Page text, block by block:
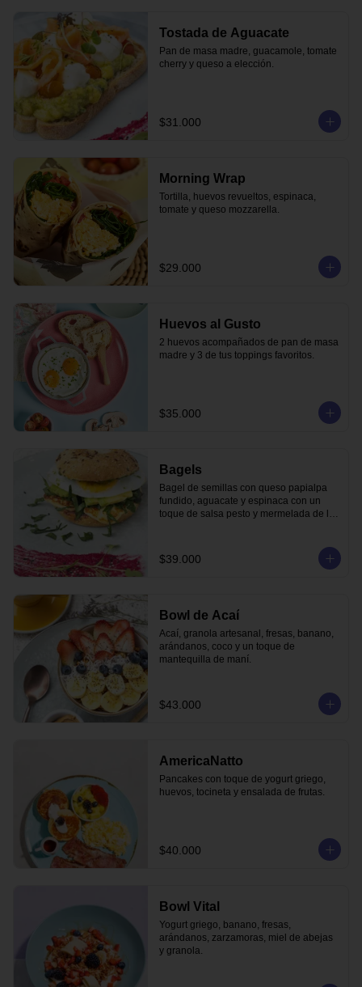
Tostada de Aguacate
Pan de masa madre, guacamole, tomate
cherry y queso a elección.
$31.000
Morning Wrap
Tortilla, huevos revueltos, espinaca,
tomate y queso mozzarella.
$29.000
Huevos al Gusto
2 huevos acompañados de pan de masa
madre y 3 de tus toppings favoritos.
$35.000
Bagels
Bagel de semillas con queso papialpa
fundido, aguacate y espinaca con un
toque de salsa pesto y mermelada de la
$39.000
Bowl de Acaí
Acaí, granola artesanal, fresas, banano,
arándanos, coco y un toque de
mantequilla de maní.
$43.000
AmericaNatto
Pancakes con toque de yogurt griego,
huevos, tocineta y ensalada de frutas.
$40.000
Bowl Vital
Yogurt griego, banano, fresas,
arándanos, zarzamoras, miel de abejas
y granola.